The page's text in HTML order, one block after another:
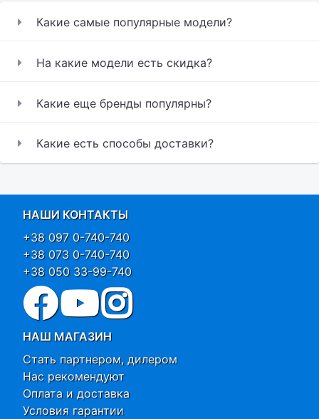
Какие самые популярные модели?
На какие модели есть скидка?
Какие еще бренды популярны?
Какие есть способы доставки?
НАШИ КОНТАКТЫ
+38 097 0-740-740
+38 073 0-740-740
+38 050 33-99-740
НАШ МАГАЗИН
Стать партнером, дилером
Нас рекомендуют
Оплата и доставка
Условия гарантии